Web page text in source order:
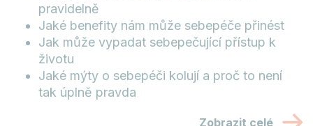
pravidelně
Jaké benefity nám může sebepéče přinést
Jak může vypadat sebepečující přístup k
životu
Jaké mýty o sebepéči kolují a proč to není
tak úplně pravda
Zobrazit celé